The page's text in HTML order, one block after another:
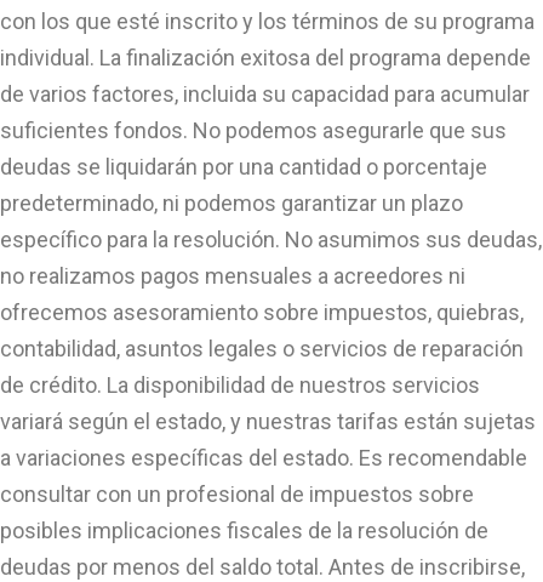
con los que esté inscrito y los términos de su programa
individual. La finalización exitosa del programa depende
de varios factores, incluida su capacidad para acumular
suficientes fondos. No podemos asegurarle que sus
deudas se liquidarán por una cantidad o porcentaje
predeterminado, ni podemos garantizar un plazo
específico para la resolución. No asumimos sus deudas,
no realizamos pagos mensuales a acreedores ni
ofrecemos asesoramiento sobre impuestos, quiebras,
contabilidad, asuntos legales o servicios de reparación
de crédito. La disponibilidad de nuestros servicios
variará según el estado, y nuestras tarifas están sujetas
a variaciones específicas del estado. Es recomendable
consultar con un profesional de impuestos sobre
posibles implicaciones fiscales de la resolución de
deudas por menos del saldo total. Antes de inscribirse,